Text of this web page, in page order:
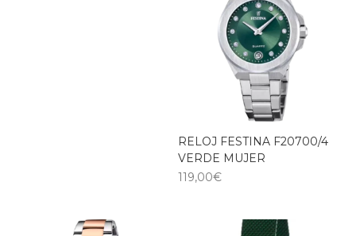
RELOJ FESTINA F20700/4
VERDE MUJER
119,00€